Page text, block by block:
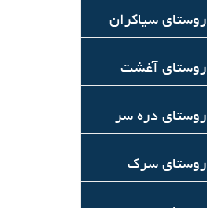
روستای سیاکران
روستای آغشت
روستای دره سر
روستای سرک